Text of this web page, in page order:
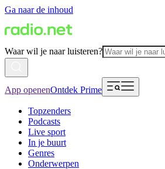
Ga naar de inhoud
Waar wil je naar luisteren?
App openenOntdek Prime
Topzenders
Podcasts
Live sport
In je buurt
Genres
Onderwerpen